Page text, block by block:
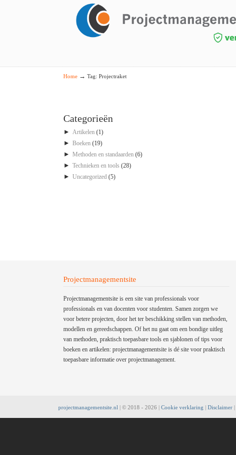
Home→ Tag: Projectraket
Categorieën
► Artikelen(1)
► Boeken(19)
► Methoden en standaarden(6)
► Technieken en tools (28)
► Uncategorized(5)
Projectmanagementsite
Projectmanagementsite is een site van professionals voor
professionals en van docenten voor studenten. Samen zorgen we
voor betere projecten, door het ter beschikking stellen van methoden,
modellen en gereedschappen. Of het nu gaat om een bondige uitleg
van methoden, praktisch toepasbare tools en sjablonen of tips voor
boeken en artikelen: projectmanagementsite is dé site voor praktisch
toepasbare informatie over projectmanagement.
projectmanagementsite.nl | © 2018 - 2026 | Cookie verklaring | Disclaimer|